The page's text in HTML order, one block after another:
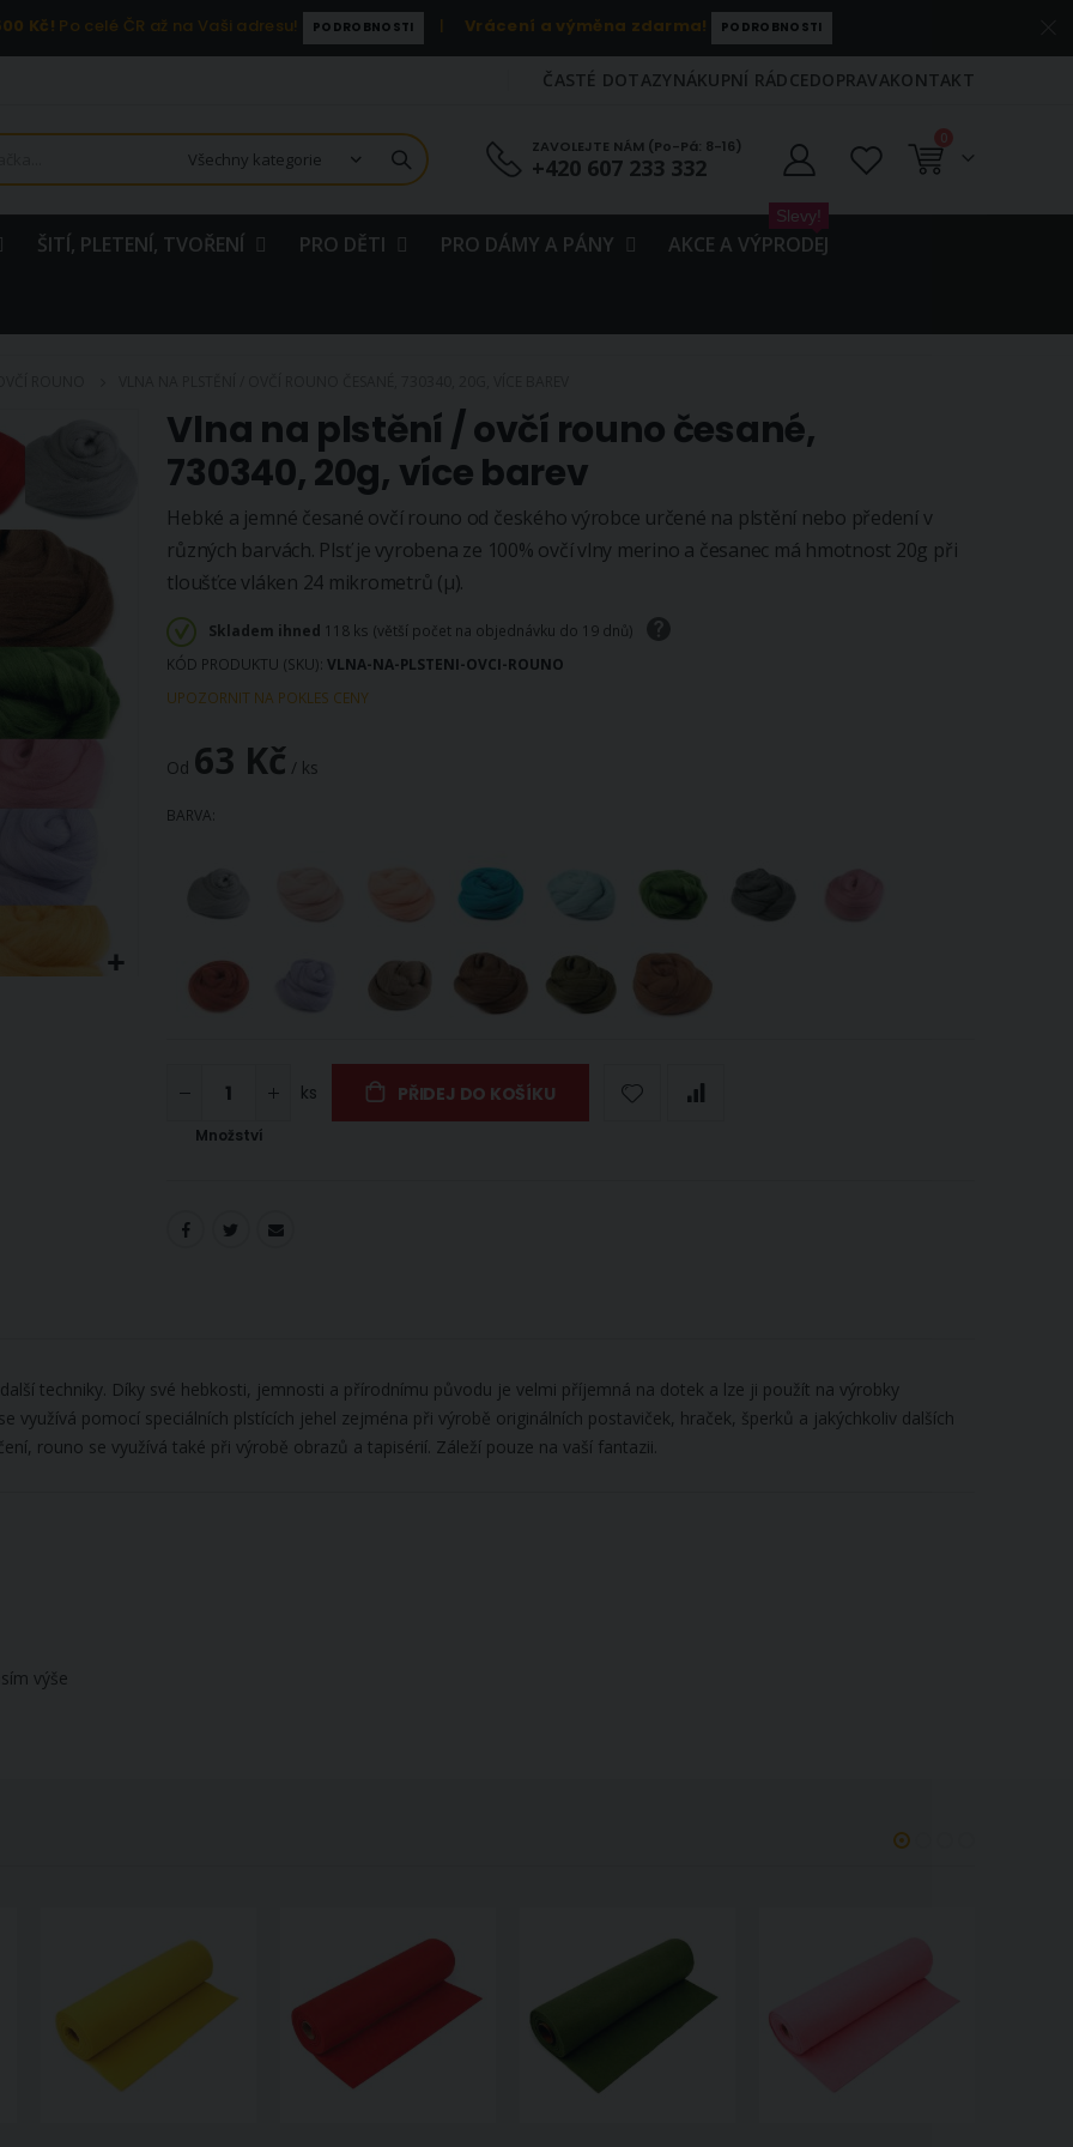
Kč! Po celé ČR až na Vaši adresu! PODROBNOSTI | Vrácení a výměna zdarma! PODROBNOSTI
ČASTÉ DOTAZYNÁKUPNÍ RÁDCEDOPRAVAKONTAKT
ZAVOLEJTE NÁM (Po-Pá: 8-16)
+420 607 233 332 Košík
0položky
ŠITÍ, PLETENÍ, TVOŘENÍ PRO DĚTI PRO DÁMY A PÁNY AKCE A VÝPRODEJ
Slevy!
Vlna na plstění / ovčí rouno česané,
730340, 20g, více barev
Hebké a jemné česané ovčí rouno od českého výrobce určené na plstění nebo předení v
různých barvách. Plsť je vyrobena ze 100% ovčí vlny merino a česanec má hmotnost 20g při
tloušťce vláken 24 mikrometrů (µ).
Skladem ihned 118 ks (větší počet na objednávku do 19 dnů)
KÓD PRODUKTU (SKU) VLNA-NA-PLSTENI-OVCI-ROUNO
UPOZORNIT NA POKLES CENY
Od 63 Kč / ks
BARVA
Množství
ks PŘIDEJ DO KOŠÍKU
techniky. Díky své hebkosti, jemnosti a přírodnímu původu je velmi příjemná na dotek a lze ji použít na výrobky
využívá pomocí speciálních plstících jehel zejména při výrobě originálních postaviček, hraček, šperků a jakýchkoliv dalších
rouno se využívá také při výrobě obrazů a tapisérií. Záleží pouze na vaší fantazii.
výše